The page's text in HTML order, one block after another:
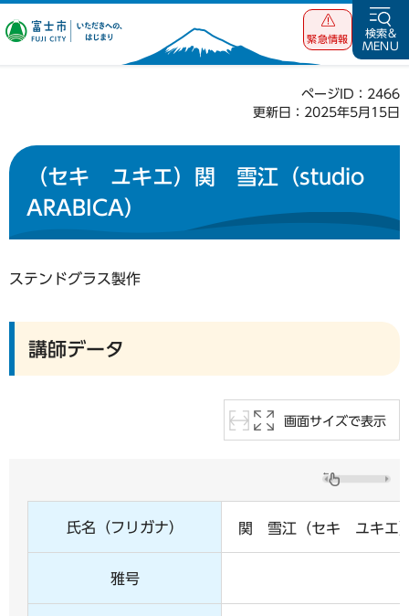
富士市 いただ
緊急情報
検索&
MENU
ページID：2466
更新日：2025年5月15日
（セキ ユキエ）関 雪江（studio
ARABICA）
ステンドグラス製作
講師データ
画面サイズで表示
氏名（フリガナ） 関 雪江（セキ ユキエ
雅号